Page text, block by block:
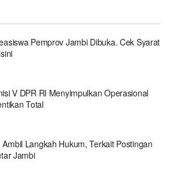
Pemprov Jambi Dibuka. Cek Syarat
V DPR RI Menyimpulkan Operasional
Total
Langkah Hukum, Terkait Postingan
Jambi